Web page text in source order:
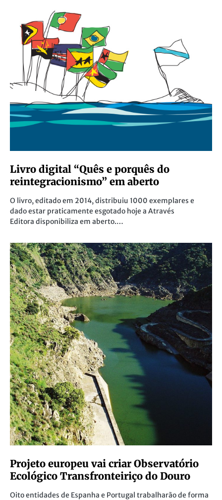
Livro digital “Quês e porquês do
reintegracionismo” em aberto
O livro, editado em 2014, distribuiu 1000 exemplares e
dado estar praticamente esgotado hoje a Através
Editora disponibiliza em aberto.…
Projeto europeu vai criar Observatório
Ecológico Transfronteiriço do Douro
Oito entidades de Espanha e Portugal trabalharão de forma